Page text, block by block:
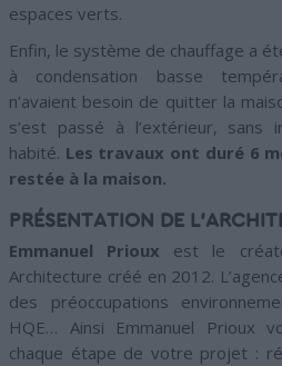
espaces verts.
Enfin, le système de chauffage a
à condensation basse
n’avaient besoin de quitter la
s’est passé à l’extérieur, sans
habité. Les travaux ont duré 6
restée à la maison.
PRÉSENTATION DE
Emmanuel Prioux est le
Architecture créé en 2012.
des préoccupations
HQE… Ainsi Emmanuel Prioux
chaque étape de votre projet :